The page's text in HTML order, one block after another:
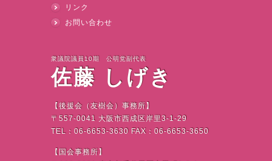
リンク
お問い合わせ
衆議院議員10期 公明党副代表
佐藤 しげき
【後援会（友樹会）事務所】
〒 557-0041 大阪市西成区岸里3-1-29
TEL ： 06-6653-3630 FAX ： 06-6653-3650
【国会事務所】